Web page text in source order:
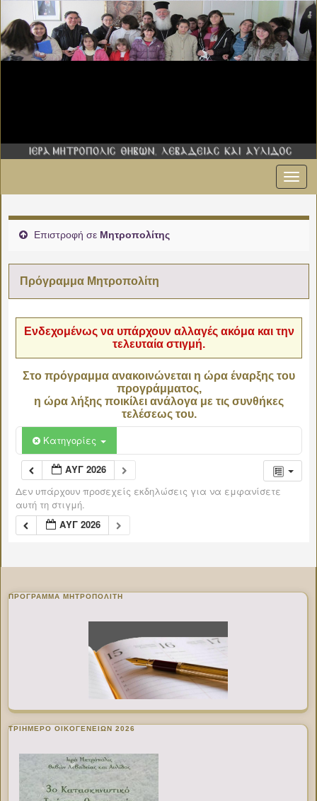
Επιστροφή σε Μητροπολίτης
Πρόγραμμα Μητροπολίτη
Ενδεχομένως να υπάρχουν αλλαγές ακόμα και την
τελευταία στιγμή.
Στο πρόγραμμα ανακοινώνεται η ώρα έναρξης του
προγράμματος,
η ώρα λήξης ποικίλει ανάλογα με τις συνθήκες
τελέσεως του.
Κατηγορίες
ΑΥΓ 2026
Δεν υπάρχουν προσεχείς εκδηλώσεις για να εμφανίσετε
αυτή τη στιγμή.
ΑΥΓ 2026
ΠΡΌΓΡΑΜΜΑ ΜΗΤΡΟΠΟΛΊΤΗ
ΤΡΙΗΜΕΡΟ ΟΙΚΟΓΕΝΕΙΩΝ 2026